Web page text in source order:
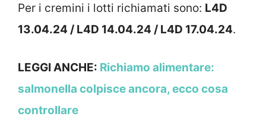
Per i cremini i lotti richiamati sono: L4D
13.04.24 / L4D 14.04.24 / L4D 17.04.24.
LEGGI ANCHE: Richiamo alimentare:
salmonella colpisce ancora, ecco cosa
controllare